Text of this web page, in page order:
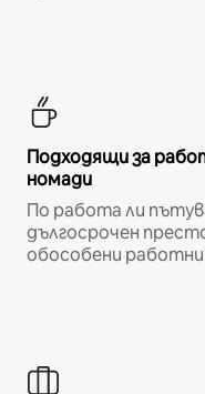
Подходящи за
номади
По работа ли
дългосрочен
обособени